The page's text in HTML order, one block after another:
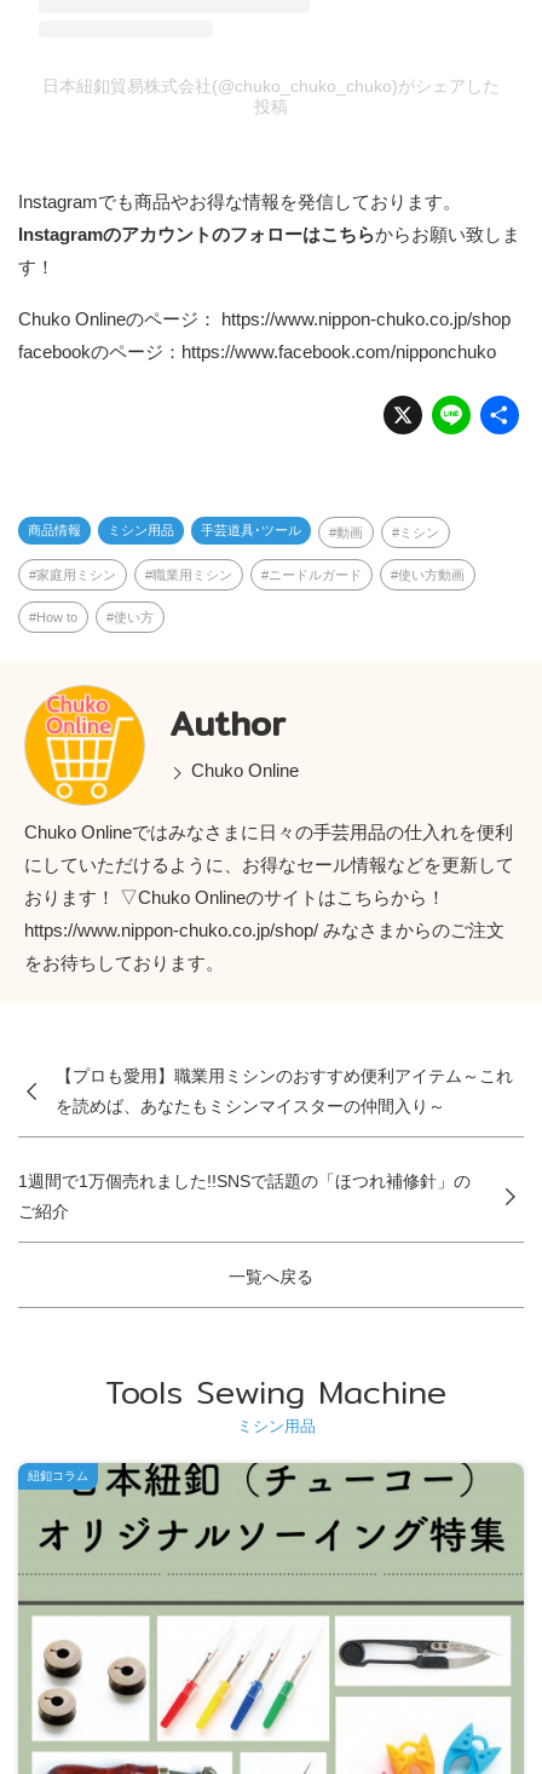
日本紐釦貿易株式会社(@chuko_chuko_chuko)がシェアした
投稿
Instagramでも商品やお得な情報を発信しております。
Instagramのアカウントのフォローはこちらからお願い致しま
す！
Chuko Onlineのページ： https://www.nippon-chuko.co.jp/shop
facebookのページ： https://www.facebook.com/nipponchuko
X Li
n
商品情報 ミシン用品 手芸道具･ツール 動画 ミシン
家庭用ミシン 職業用ミシン ニードルガード 使い方動画
How to 使い方
Author
Chuko Online
Chuko Onlineではみなさまに日々の手芸用品の仕入れを便利
にしていただけるように、お得なセール情報などを更新して
おります！ ▽Chuko Onlineのサイトはこちらから！
https://www.nippon-chuko.co.jp/shop/ みなさまからのご注文
をお待ちしております。
【プロも愛用】職業用ミシンのおすすめ便利アイテム～これ
を読めば、あなたもミシンマイスターの仲間入り～
一覧へ戻る
1週間で1万個売れました!!SNSで話題の「ほつれ補修針」の
ご紹介
Tools Sewing Machine
ミシン用品
紐釦コラム